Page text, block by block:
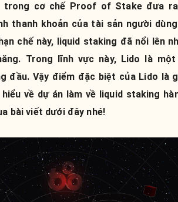
trong cơ chế Proof of Stake đưa
thanh khoản của tài sản người
chế này, liquid staking đã nổi lên
Trong lĩnh vực này, Lido là
đầu. Vậy điểm đặc biệt của Lido là
về dự án làm về liquid staking
bài viết dưới đây nhé!